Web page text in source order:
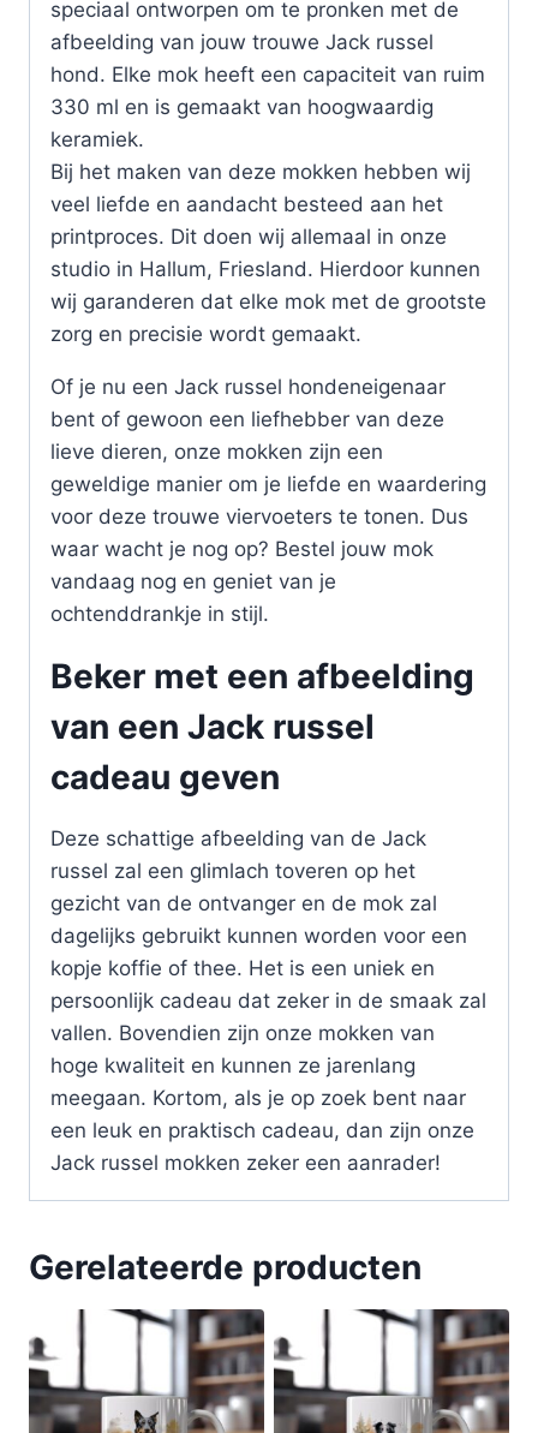
speciaal ontworpen om te pronken met de
afbeelding van jouw trouwe Jack russel
hond. Elke mok heeft een capaciteit van ruim
330 ml en is gemaakt van hoogwaardig
keramiek.
Bij het maken van deze mokken hebben wij
veel liefde en aandacht besteed aan het
printproces. Dit doen wij allemaal in onze
studio in Hallum, Friesland. Hierdoor kunnen
wij garanderen dat elke mok met de grootste
zorg en precisie wordt gemaakt.
Of je nu een Jack russel hondeneigenaar
bent of gewoon een liefhebber van deze
lieve dieren, onze mokken zijn een
geweldige manier om je liefde en waardering
voor deze trouwe viervoeters te tonen. Dus
waar wacht je nog op? Bestel jouw mok
vandaag nog en geniet van je
ochtenddrankje in stijl.
Beker met een afbeelding
van een Jack russel
cadeau geven
Deze schattige afbeelding van de Jack
russel zal een glimlach toveren op het
gezicht van de ontvanger en de mok zal
dagelijks gebruikt kunnen worden voor een
kopje koffie of thee. Het is een uniek en
persoonlijk cadeau dat zeker in de smaak zal
vallen. Bovendien zijn onze mokken van
hoge kwaliteit en kunnen ze jarenlang
meegaan. Kortom, als je op zoek bent naar
een leuk en praktisch cadeau, dan zijn onze
Jack russel mokken zeker een aanrader!
Gerelateerde producten